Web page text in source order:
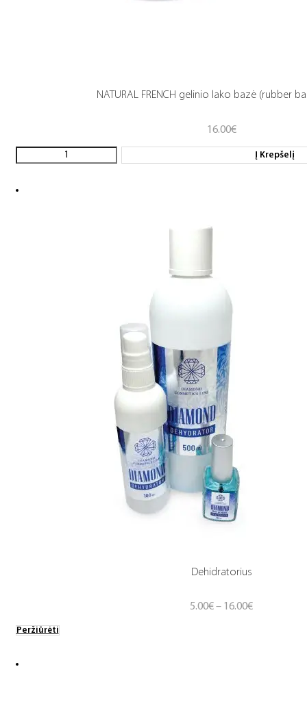
NATURAL FRENCH gelinio lako bazė (rubber
16.00€
Į Krepšelį
Dehidratorius
5.00€ – 16.00€Price
Peržiūrėti